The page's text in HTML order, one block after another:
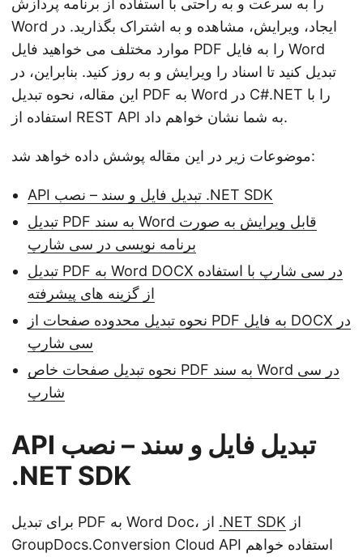
را به سرعت و به راحتی با استفاده از برنامه پردازش
Word ایجاد، ویرایش، مشاهده و به اشتراک بگذارید. در
موارد مختلف می خواهید فایل PDF را به فایل Word
تبدیل کنید تا اسناد را ویرایش و به روز کنید. بنابراین، در
این مقاله، نحوه تبدیل PDF به Word در C#.NET را با
استفاده از REST API به شما نشان خواهم داد.
موضوعات زیر در این مقاله پوشش داده خواهد شد:
API تبدیل فایل و سند – نصب .NET SDK
تبدیل PDF به سند Word قابل ویرایش به صورت
برنامه نویسی در سی شارپ
تبدیل PDF به Word DOCX در سی شارپ با استفاده
از گزینه های پیشرفته
نحوه تبدیل محدوده صفحات از PDF به فایل DOCX در
سی شارپ
نحوه تبدیل صفحات خاص PDF به سند Word در سی
شارپ
API تبدیل فایل و سند – نصب
.NET SDK
.NET SDK
GroupDocs.Conversion Cloud API استفاده خواهم